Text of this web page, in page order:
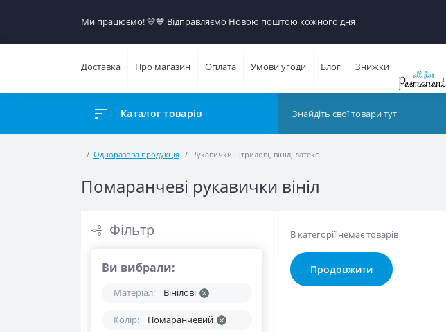
Ми працюємо! 💛​💙 Відправляємо Новою поштою кожного дня
Доставка Про магазин Оплата Умови угоди Блог Знижки
Каталог товарів
Одноразова продукція Рукавички нітрилові, вініл, латекс
Помаранчеві рукавички вініл
Фільтр
Ви вибрали:
Матеріал: Вінілові
Колір: Помаранчевий
В категорії немає товарів
Продовжити